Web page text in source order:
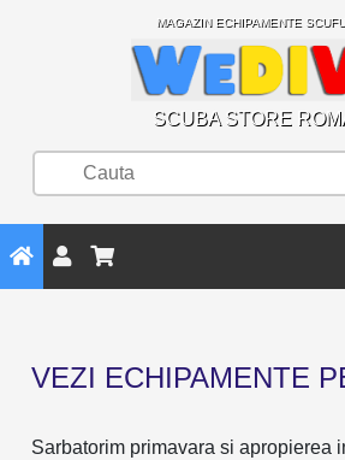
MAGAZIN ECHIPAMENTE
SCUBA STORE
VEZI ECHIPAMENTE
Sarbatorim primavara si apropierea